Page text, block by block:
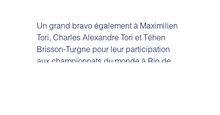
Un grand bravo également à Maximilien
Tori, Charles Alexandre Tori et Téhen
Brisson-Turgne pour leur participation
aux championnats du monde à Rio de